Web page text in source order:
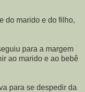
do marido e do filho,
para a margem
ao marido e ao bebê
para se despedir da